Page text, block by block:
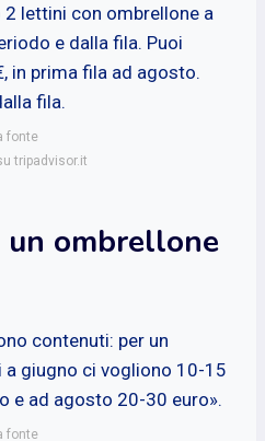
lettini con ombrellone a
e dalla fila. Puoi
in prima fila ad agosto.
fila.
fonte
tripadvisor.it
un ombrellone
contenuti: per un
a giugno ci vogliono 10-15
e ad agosto 20-30 euro».
fonte